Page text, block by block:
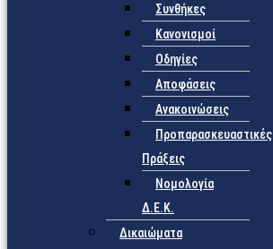
Συνθήκες
Κανονισμοί
Οδηγίες
Αποφάσεις
Ανακοινώσεις
Προπαρασκευαστικές
Πράξεις
Νομολογία
Δ.Ε.Κ.
Δικαιώματα